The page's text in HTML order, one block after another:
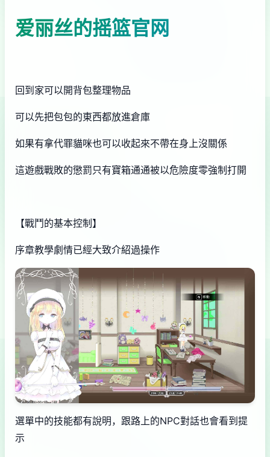
爱丽丝的摇篮官网
回到家可以開背包整理物品
可以先把包包的東西都放進倉庫
如果有拿代罪貓咪也可以收起來不帶在身上沒關係
這遊戲戰敗的懲罰只有寶箱通通被以危險度零強制打開
【戰鬥的基本控制】
序章教學劇情已經大致介紹過操作
選單中的技能都有說明，跟路上的NPC對話也會看到提
示